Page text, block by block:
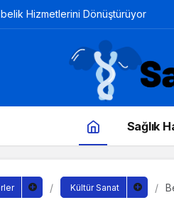
Hizmetlerini Dönüştürüyor
Sağlık
Kültür Sanat